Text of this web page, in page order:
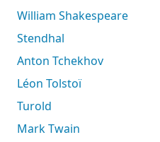
William Shakespeare
Stendhal
Anton Tchekhov
Léon Tolstoï
Turold
Mark Twain